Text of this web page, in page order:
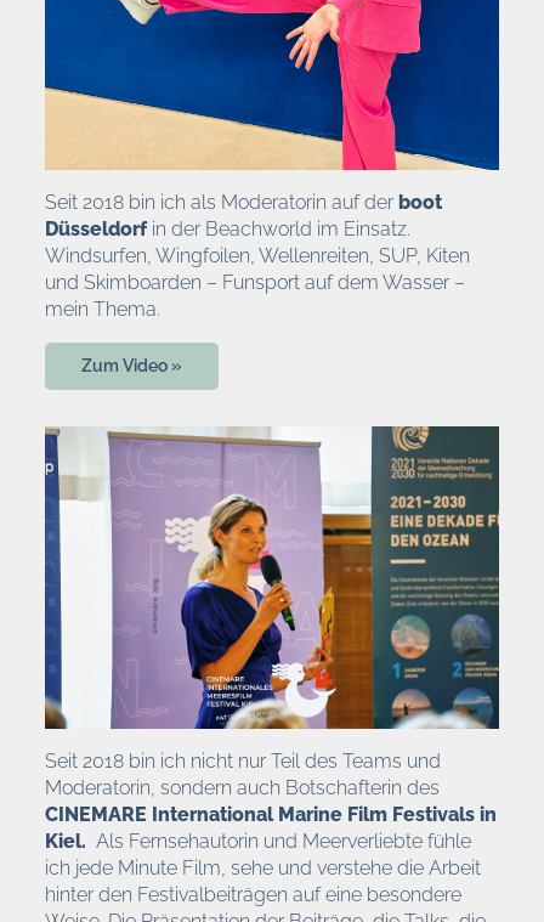
Seit 2018 bin ich als Moderatorin auf der boot
Düsseldorfin der Beachworld im Einsatz.
Windsurfen, Wingfoilen, Wellenreiten, SUP, Kiten
und Skimboarden – Funsport auf dem Wasser –
mein Thema.
Zum Video »
Seit 2018 bin ich nicht nur Teil des Teams und
Moderatorin, sondern auch Botschafterin des
CINEMARE International Marine Film Festivals in
Kiel. Als Fernsehautorin und Meerverliebte fühle
ich jede Minute Film, sehe und verstehe die Arbeit
hinter den Festivalbeiträgen auf eine besondere